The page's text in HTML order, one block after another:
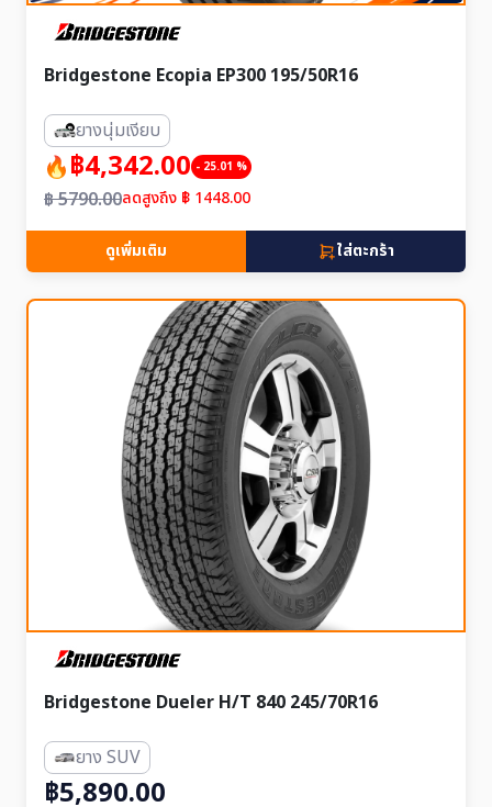
Bridgestone Ecopia EP300 195/50R16
ยางนุ่มเงียบ
฿4,342.00 - 25.01 %
฿ 5790.00ลดสูงถึง ฿ 1448.00
ดูเพิ่มเติม ใส่ตะกร้า
Bridgestone Dueler H/T 840 245/70R16
ยาง SUV
฿5,890.00